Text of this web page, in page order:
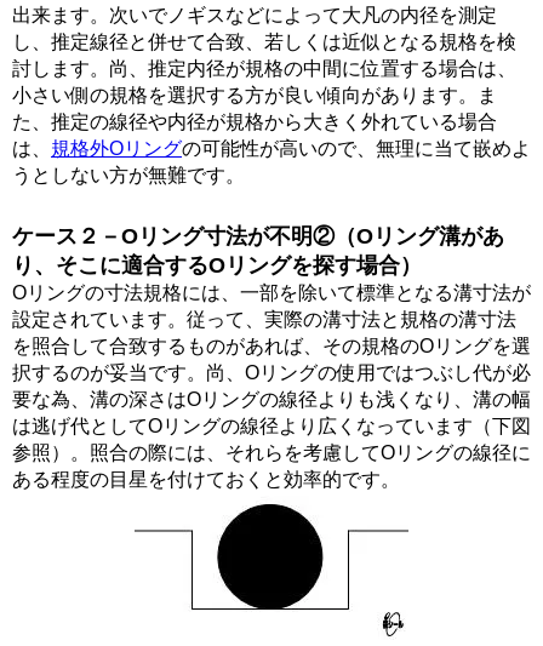
出来ます。次いでノギスなどによって大凡の内径を測定
し、推定線径と併せて合致、若しくは近似となる規格を検
討します。尚、推定内径が規格の中間に位置する場合は、
小さい側の規格を選択する方が良い傾向があります。ま
た、推定の線径や内径が規格から大きく外れている場合
は、 規格外Oリングの可能性が高いので、無理に当て嵌めよ
うとしない方が無難です。
ケース２－Oリング寸法が不明②（Oリング溝があ
り、そこに適合するOリングを探す場合）
Oリングの寸法規格には、一部を除いて標準となる溝寸法が
設定されています。従って、実際の溝寸法と規格の溝寸法
を照合して合致するものがあれば、その規格のOリングを選
択するのが妥当です。尚、Oリングの使用ではつぶし代が必
要な為、溝の深さはOリングの線径よりも浅くなり、溝の幅
は逃げ代としてOリングの線径より広くなっています（下図
参照）。照合の際には、それらを考慮してOリングの線径に
ある程度の目星を付けておくと効率的です。